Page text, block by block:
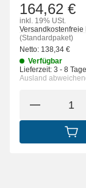
164,62 €
inkl. 19% USt.
Versandkostenfreie
(Standardpaket)
Netto: 138,34 €
Verfügbar
Lieferzeit: 3 - 8 Tage
Ausland
IN